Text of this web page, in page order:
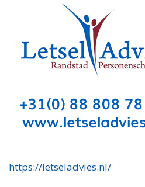
https://letseladvies.nl/